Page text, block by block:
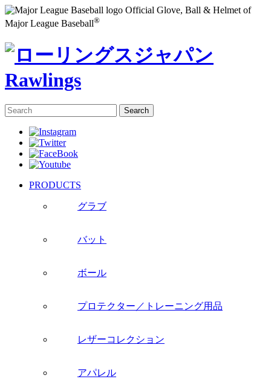
Official Glove, Ball & Helmet of
Major League Baseball®
PRODUCTS
グラブ
バット
ボール
プロテクター／トレーニング用品
レザーコレクション
アパレル